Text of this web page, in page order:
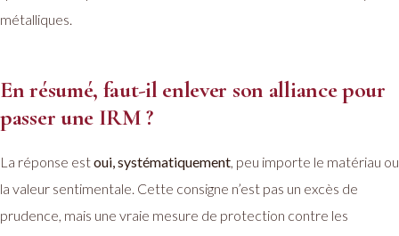
métalliques.
En résumé, faut-il enlever son alliance pour
passer une IRM ?
La réponse estoui, systématiquement , peu importe le matériau ou
la valeur sentimentale. Cette consigne n’est pas un excès de
prudence, mais une vraie mesure de protection contre les